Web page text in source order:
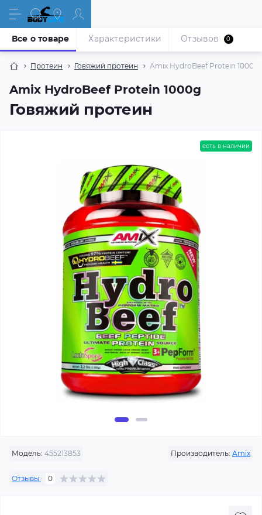
Протеин Говяжий протеин Amix HydroBeef Protein 1000g
Amix HydroBeef Protein 1000g
Говяжий протеин
Все о товаре Характеристики Отзывов 0
есть в наличии
Модель: 455213853 Производитель: Amix
Отзывы: 0